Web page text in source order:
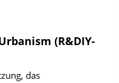
(R&DIY-
das